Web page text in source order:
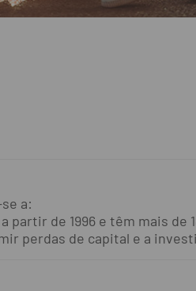
a:
de 1996 e têm mais de
perdas de capital e a